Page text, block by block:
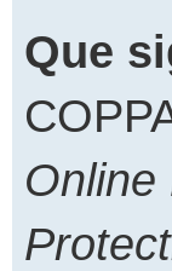
Que
Online